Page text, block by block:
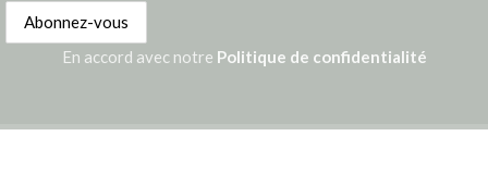
En accord avec notre Politique de confidentialité